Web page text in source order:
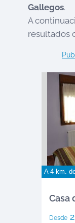
Gallegos.
A
resultados
A 4 km.
Casa
Desde